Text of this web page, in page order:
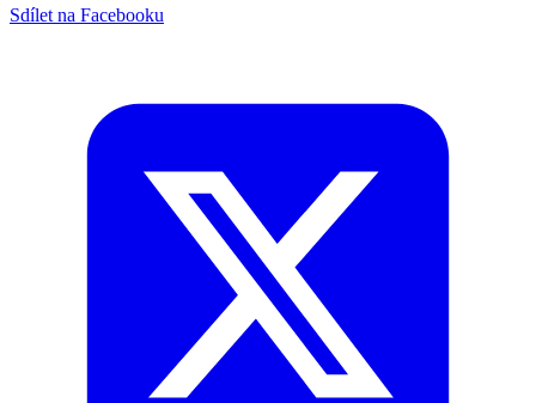
Sdílet na Facebooku